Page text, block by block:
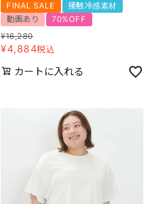
FINAL SALE
接触冷感素材
動画あり
70%OFF
¥16,280
¥4,884税込
カートに入れる